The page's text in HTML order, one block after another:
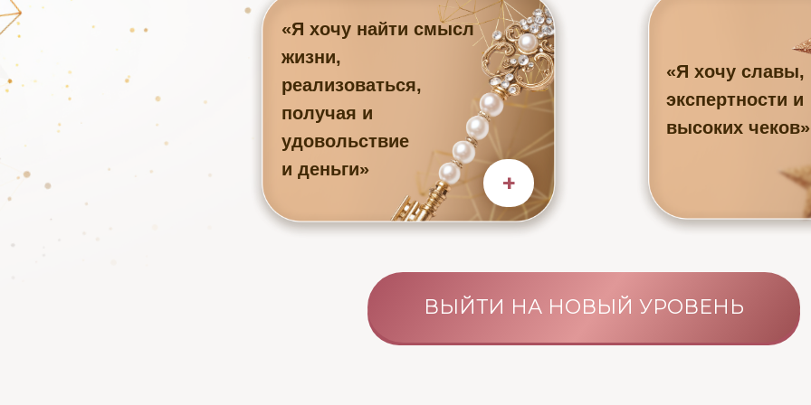
«Я хочу славы,
экспертности и
высоких чеков»
ВЫЙТИ НА НОВЫЙ УРОВЕНЬ
«Я хочу найти смысл
жизни,
реализоваться,
получая и
удовольствие
и деньги»
+